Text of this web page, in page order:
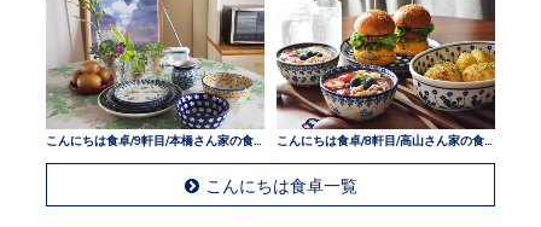
こんにちは食卓/9軒目/本橋さん家の食卓
こんにちは食卓一覧